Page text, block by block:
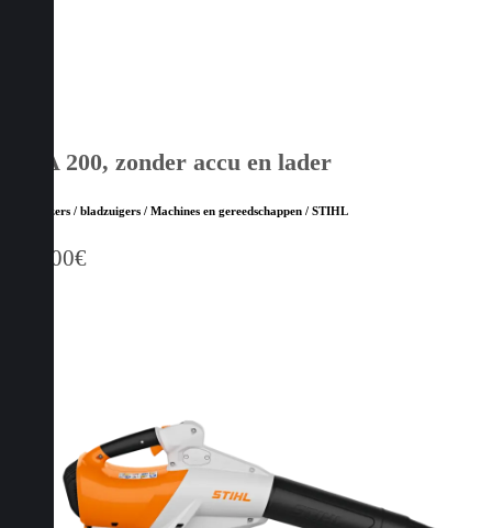
BRA 200, zonder accu en lader
Bladblazers / bladzuigers / Machines en gereedschappen / STIHL
699,00€